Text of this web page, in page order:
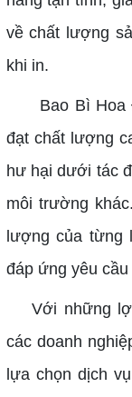
về chất lượng
khi in.
Bao Bì Hoa
đạt chất lượng
hư hại dưới tác
môi trường
lượng của từng
đáp ứng yêu
Với những lợi
các doanh
lựa chọn dịch